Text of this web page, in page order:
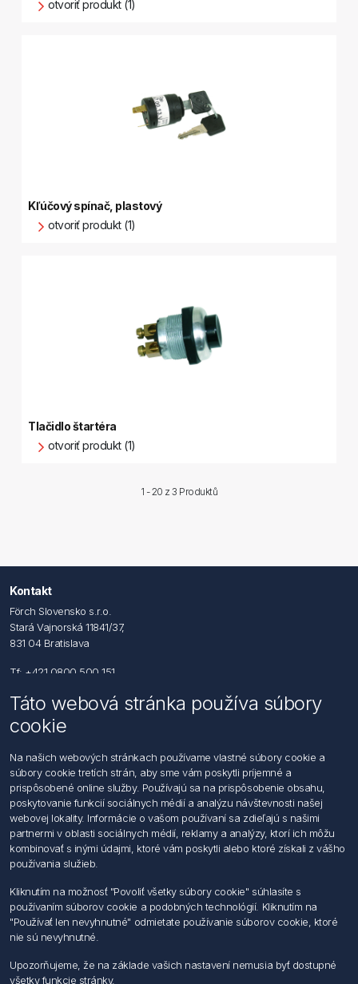
otvoriť produkt (1)
Kľúčový spínač, plastový
otvoriť produkt (1)
Tlačidlo štartéra
otvoriť produkt (1)
1 - 20 z3 Produktů
Kontakt
Förch Slovensko s.r.o.
Stará Vajnorská 11841/37,
831 04 Bratislava
Tf: +421 0800 500 151
Email: office@foerch.sk
Kontaktujte nás
Informácie
Imprint
Vyhlásenie k ochrane údajov
Všeobecné dodacie a obchodné podmienky
Obchodný zástupca
Môj účet
Môj účet
Objednávky
Adresy
Táto webová stránka používa súbory
cookie
Na našich webových stránkach používame vlastné súbory cookie a
súbory cookie tretích strán, aby sme vám poskytli príjemné a
prispôsobené online služby. Používajú sa na prispôsobenie obsahu,
poskytovanie funkcií sociálnych médií a analýzu návštevnosti našej
webovej lokality. Informácie o vašom používaní sa zdieľajú s našimi
partnermi v oblasti sociálnych médií, reklamy a analýzy, ktorí ich môžu
kombinovať s inými údajmi, ktoré vám poskytli alebo ktoré získali z vášho
používania služieb.
Kliknutím na možnosť "Povoliť všetky súbory cookie" súhlasíte s
používaním súborov cookie a podobných technológií. Kliknutím na
"Používať len nevyhnutné" odmietate používanie súborov cookie, ktoré
nie sú nevyhnutné.
Upozorňujeme, že na základe vašich nastavení nemusia byť dostupné
všetky funkcie stránky.